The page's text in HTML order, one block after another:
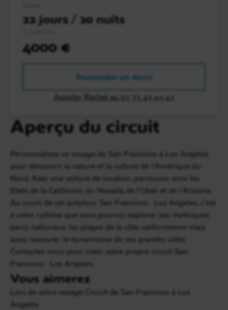
Aperçu du circuit
Personnalisez ce voyage de San Francisco à Los Angeles
pour découvrir la nature et la culture de l'Amérique du
Nord. Avec une voiture de location, parcourez ainsi les
Etats de la Californie, du Nevada, de l'Utah et de l'Arizona.
Au cours de cet autotour San Francisco - Los Angeles, c'est
à votre rythme que vous pourrez explorer ses mythiques
parcs nationaux, les plages de la côte californienne mais
aussi savourer le dynamisme de ses grandes villes.
Contactez-nous pour créer votre propre circuit San
Francisco - Los Angeles.
Vous aimerez
Lors de votre voyage Circuit de San Francisco à Los
Angeles
22 jours / 20 nuits
4000 €
Demander un devis
Appeler Rachel au 01 73 43 43 43